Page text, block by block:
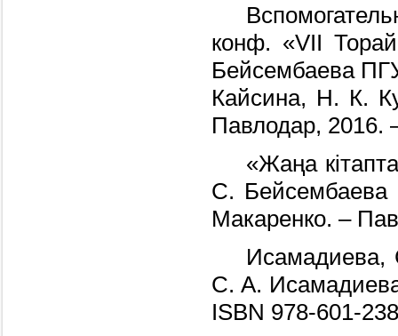
конф. «VII
Бейсембаева
Кайсина, Н. К.
Павлодар, 2016.
«Жаңа
С. Бейсембаева
Макаренко. –
Исамадиева,
С. А.
ISBN 978-601-